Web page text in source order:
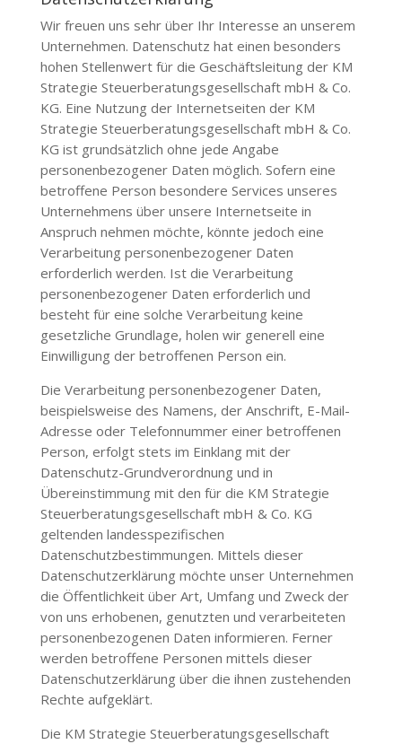
Wir freuen uns sehr über Ihr Interesse an unserem
Unternehmen. Datenschutz hat einen besonders
hohen Stellenwert für die Geschäftsleitung der KM
Strategie Steuerberatungsgesellschaft mbH & Co.
KG. Eine Nutzung der Internetseiten der KM
Strategie Steuerberatungsgesellschaft mbH & Co.
KG ist grundsätzlich ohne jede Angabe
personenbezogener Daten möglich. Sofern eine
betroffene Person besondere Services unseres
Unternehmens über unsere Internetseite in
Anspruch nehmen möchte, könnte jedoch eine
Verarbeitung personenbezogener Daten
erforderlich werden. Ist die Verarbeitung
personenbezogener Daten erforderlich und
besteht für eine solche Verarbeitung keine
gesetzliche Grundlage, holen wir generell eine
Einwilligung der betroffenen Person ein.
Die Verarbeitung personenbezogener Daten,
beispielsweise des Namens, der Anschrift, E-Mail-
Adresse oder Telefonnummer einer betroffenen
Person, erfolgt stets im Einklang mit der
Datenschutz-Grundverordnung und in
Übereinstimmung mit den für die KM Strategie
Steuerberatungsgesellschaft mbH & Co. KG
geltenden landesspezifischen
Datenschutzbestimmungen. Mittels dieser
Datenschutzerklärung möchte unser Unternehmen
die Öffentlichkeit über Art, Umfang und Zweck der
von uns erhobenen, genutzten und verarbeiteten
personenbezogenen Daten informieren. Ferner
werden betroffene Personen mittels dieser
Datenschutzerklärung über die ihnen zustehenden
Rechte aufgeklärt.
Die KM Strategie Steuerberatungsgesellschaft